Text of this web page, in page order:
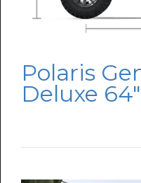
Polaris
Deluxe 64″